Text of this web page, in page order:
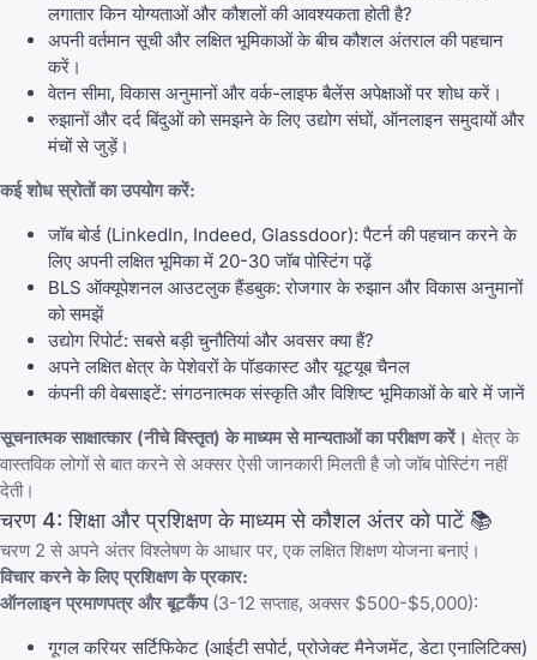
लगातार किन योग्यताओं और कौशलों की आवश्यकता होती है?
अपनी वर्तमान सूची और लक्षित भूमिकाओं के बीच कौशल अंतराल की पहचान
करें।
वेतन सीमा, विकास अनुमानों और वर्क-लाइफ बैलेंस अपेक्षाओं पर शोध करें।
रुझानों और दर्द बिंदुओं को समझने के लिए उद्योग संघों, ऑनलाइन समुदायों और
मंचों से जुड़ें।
कई शोध स्रोतों का उपयोग करें:
जॉब बोर्ड (LinkedIn, Indeed, Glassdoor): पैटर्न की पहचान करने के
लिए अपनी लक्षित भूमिका में 20-30 जॉब पोस्टिंग पढ़ें
BLS ऑक्यूपेशनल आउटलुक हैंडबुक: रोजगार के रुझान और विकास अनुमानों
को समझें
उद्योग रिपोर्ट: सबसे बड़ी चुनौतियां और अवसर क्या हैं?
अपने लक्षित क्षेत्र के पेशेवरों के पॉडकास्ट और यूट्यूब चैनल
कंपनी की वेबसाइटें: संगठनात्मक संस्कृति और विशिष्ट भूमिकाओं के बारे में जानें
सूचनात्मक साक्षात्कार (नीचे विस्तृत) के माध्यम से मान्यताओं का परीक्षण करें। क्षेत्र के
वास्तविक लोगों से बात करने से अक्सर ऐसी जानकारी मिलती है जो जॉब पोस्टिंग नहीं
देती।
चरण 4: शिक्षा और प्रशिक्षण के माध्यम से कौशल अंतर को पाटें 📚
चरण 2 से अपने अंतर विश्लेषण के आधार पर, एक लक्षित शिक्षण योजना बनाएं।
विचार करने के लिए प्रशिक्षण के प्रकार:
ऑनलाइन प्रमाणपत्र और बूटकैंप(3-12 सप्ताह, अक्सर $500-$5,000):
गूगल करियर सर्टिफिकेट (आईटी सपोर्ट, प्रोजेक्ट मैनेजमेंट, डेटा एनालिटिक्स)